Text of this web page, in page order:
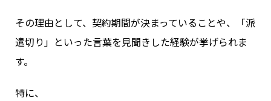
その理由として、契約期間が決まっていることや、「派
遣切り」といった言葉を見聞きした経験が挙げられま
す。
特に、